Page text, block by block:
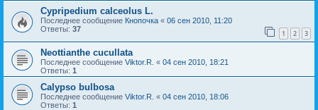
Cypripedium calceolus L.
Последнее сообщение Кнопочка « 06 сен 2010, 11:20
Ответы: 37 1 2 3
Neottianthe cucullata
Последнее сообщение Viktor.R. « 04 сен 2010, 18:21
Ответы: 1
Calypso bulbosa
Последнее сообщение Viktor.R. « 04 сен 2010, 18:06
Ответы: 1